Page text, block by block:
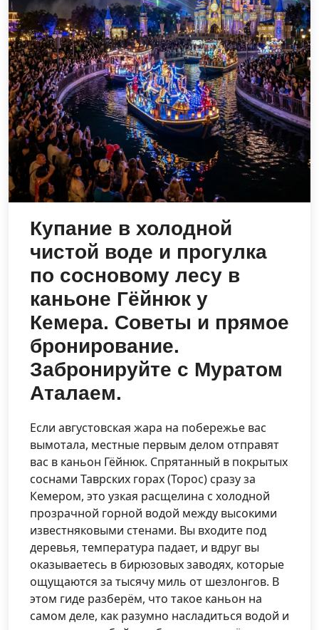
Купание в холодной
чистой воде и прогулка
по сосновому лесу в
каньоне Гёйнюк у
Кемера. Советы и прямое
бронирование.
Забронируйте с Муратом
Аталаем.
Если августовская жара на побережье вас
вымотала, местные первым делом отправят
вас в каньон Гёйнюк. Спрятанный в покрытых
соснами Таврских горах (Торос) сразу за
Кемером, это узкая расщелина с холодной
прозрачной горной водой между высокими
известняковыми стенами. Вы входите под
деревья, температура падает, и вдруг вы
оказываетесь в бирюзовых заводях, которые
ощущаются за тысячу миль от шезлонгов. В
этом гиде разберём, что такое каньон на
самом деле, как разумно насладиться водой и